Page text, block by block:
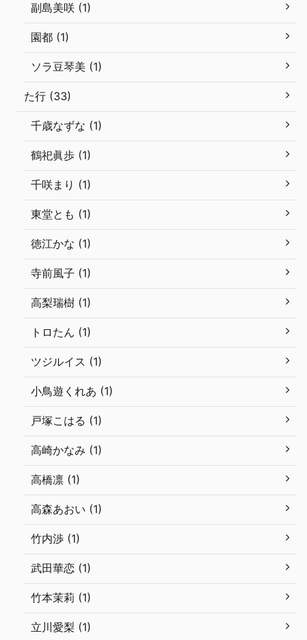
副島美咲 (1)
園都 (1)
ソラ豆琴美 (1)
た行 (33)
千歳なずな (1)
鶴祀眞歩 (1)
千咲まり (1)
東堂とも (1)
徳江かな (1)
寺前風子 (1)
高梨瑞樹 (1)
トロたん (1)
ツジルイス (1)
小鳥遊くれあ (1)
戸塚こはる (1)
高崎かなみ (1)
高橋凛 (1)
高森あおい (1)
竹内渉 (1)
武田華恋 (1)
竹本茉莉 (1)
立川愛梨 (1)